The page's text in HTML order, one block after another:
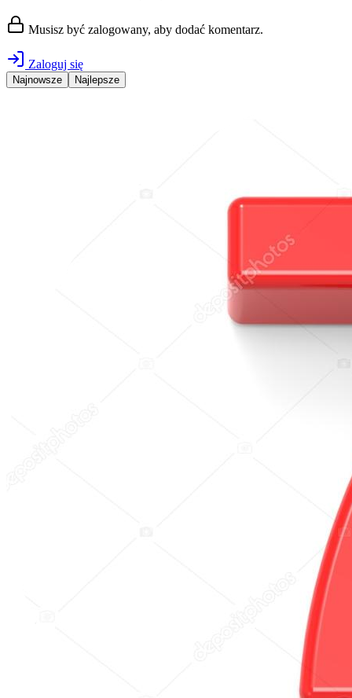
Musisz być zalogowany, aby dodać komentarz.
Zaloguj się
Najnowsze Najlepsze